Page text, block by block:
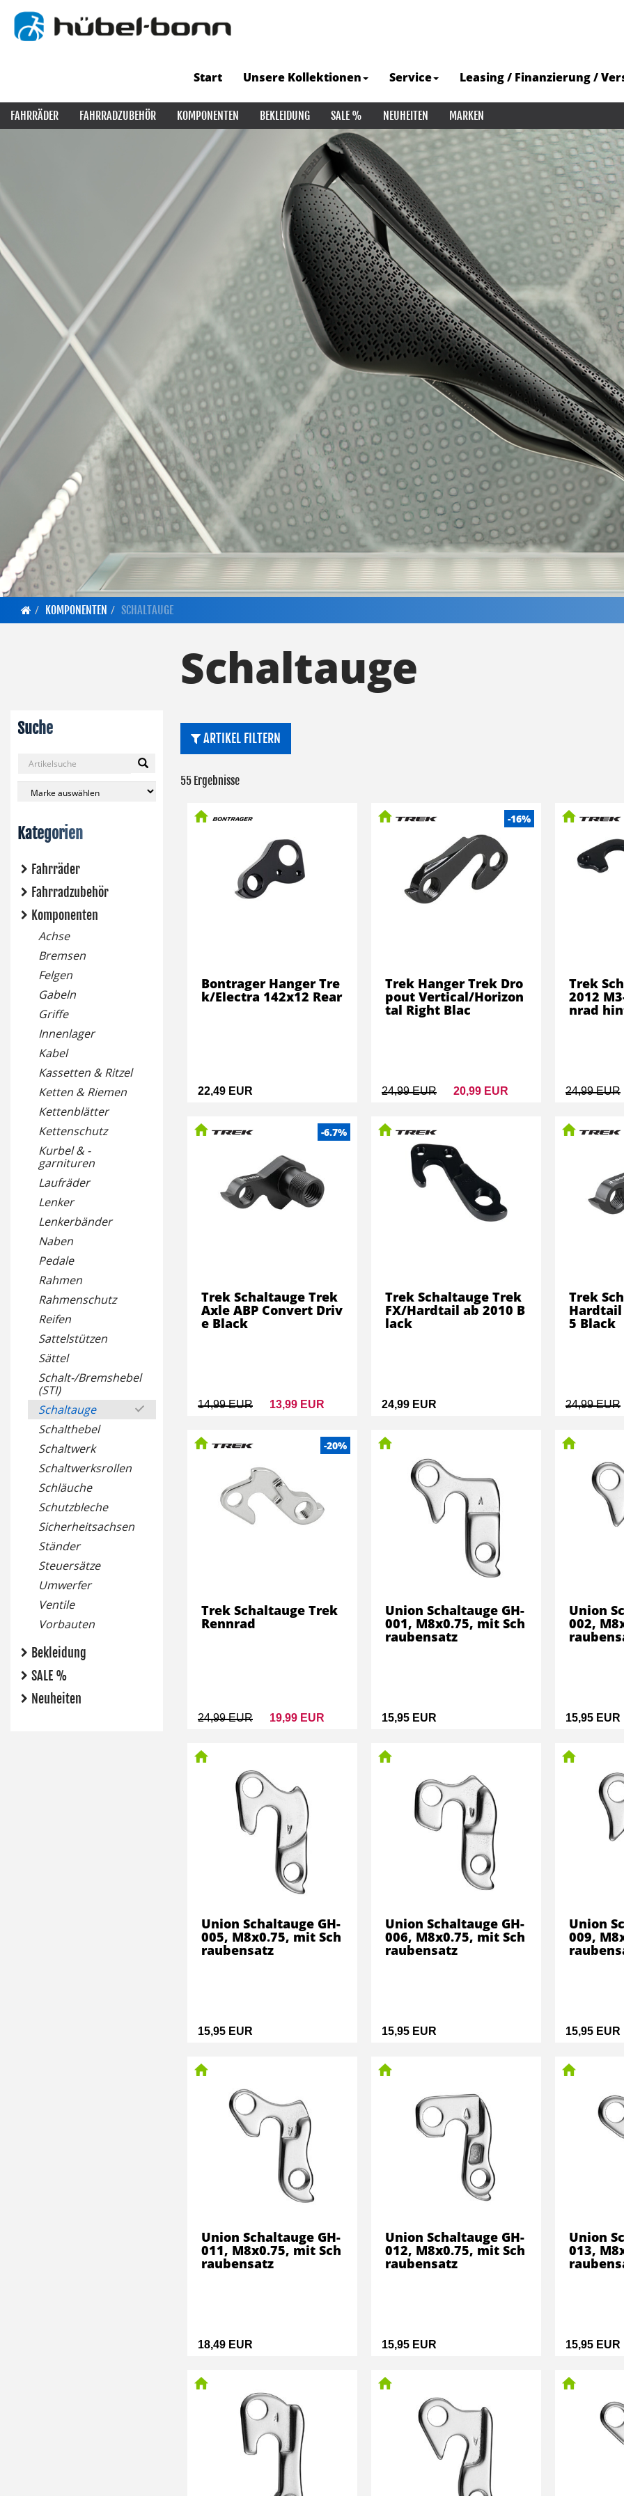
Start Unsere Kollektionen Service Leasing / Finanzierung /
FAHRRÄDER FAHRRADZUBEHÖR KOMPONENTEN BEKLEIDUNG SALE % NEUHEITEN MARKEN
KOMPONENTEN SCHALTAUGE
Suche
Kategorien
Fahrräder
Fahrradzubehör
Komponenten
Achse
Bremsen
Felgen
Gabeln
Griffe
Innenlager
Kabel
Kassetten & Ritzel
Ketten & Riemen
Kettenblätter
Kettenschutz
Kurbel & -
garnituren
Laufräder
Lenker
Lenkerbänder
Naben
Pedale
Rahmen
Rahmenschutz
Reifen
Sattelstützen
Sättel
Schalt-/Bremshebel
(STI)
Schaltauge
Schalthebel
Schaltwerk
Schaltwerksrollen
Schläuche
Schutzbleche
Sicherheitsachsen
Ständer
Steuersätze
Umwerfer
Ventile
Vorbauten
Bekleidung
SALE %
Neuheiten
Schaltauge
ARTIKEL FILTERN
55 Ergebnisse
22,49 EUR
Bontrager Hanger Tre
k/Electra 142x12 Rear
-16%
24,99 EUR 20,99 EUR
Trek Hanger Trek Dro
pout Vertical/Horizon
tal Right Blac
24,99 EUR
Trek
2012
nrad
-6.7%
14,99 EUR 13,99 EUR
Trek Schaltauge Trek
Axle ABP Convert Driv
e Black
24,99 EUR
Trek Schaltauge Trek
FX/Hardtail ab 2010 B
lack
24,99 EUR
Trek
Hardtail
5 Black
-20%
24,99 EUR 19,99 EUR
Trek Schaltauge Trek
Rennrad
15,95 EUR
Union Schaltauge GH-
001, M8x0.75, mit Sch
raubensatz
15,95 EUR
Union
002,
15,95 EUR
Union Schaltauge GH-
005, M8x0.75, mit Sch
raubensatz
15,95 EUR
Union Schaltauge GH-
006, M8x0.75, mit Sch
raubensatz
15,95 EUR
Union
009,
18,49 EUR
Union Schaltauge GH-
011, M8x0.75, mit Sch
raubensatz
15,95 EUR
Union Schaltauge GH-
012, M8x0.75, mit Sch
raubensatz
15,95 EUR
Union
013,